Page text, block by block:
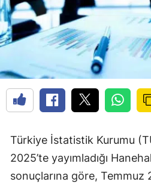
Türkiye İstatistik Kurumu
2025’te yayımladığı
sonuçlarına göre, Temmuz